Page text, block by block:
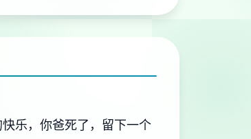
乐，你爸死了，留下一个